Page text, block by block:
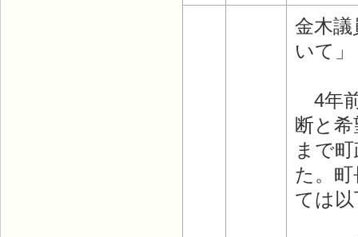
金木
いて」
4年
断と
まで
た。
ては